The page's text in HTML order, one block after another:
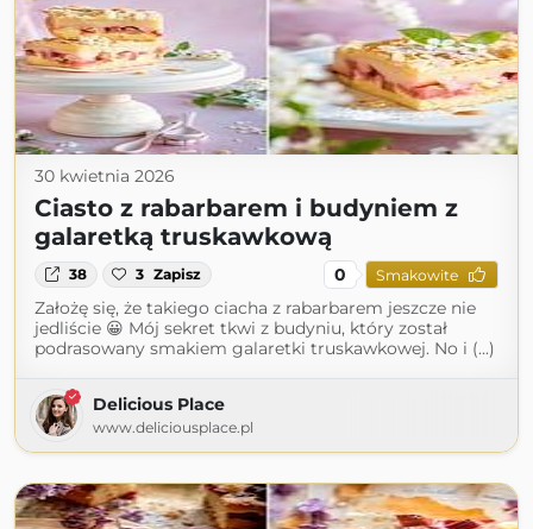
30 kwietnia 2026
Ciasto z rabarbarem i budyniem z
galaretką truskawkową
38 3 Zapisz 0 Smakowite
Założę się, że takiego ciacha z rabarbarem jeszcze nie
jedliście 😀 Mój sekret tkwi z budyniu, który został
podrasowany smakiem galaretki truskawkowej. No i (...)
Delicious Place
www.deliciousplace.pl